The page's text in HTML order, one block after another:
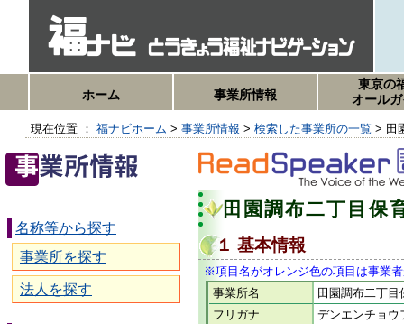
ホーム 事業所情報
東京の
オール
現在位置 ：福ナビホーム >事業所情報 >検索した事業所の一覧 > 田
名称等から探す
事業所を探す
法人を探す
田園調布二丁目保
１ 基本情報
※項目名がオレンジ色の項目は事業
事業所名
田園調布二丁目
フリガナ
デンエンチョ